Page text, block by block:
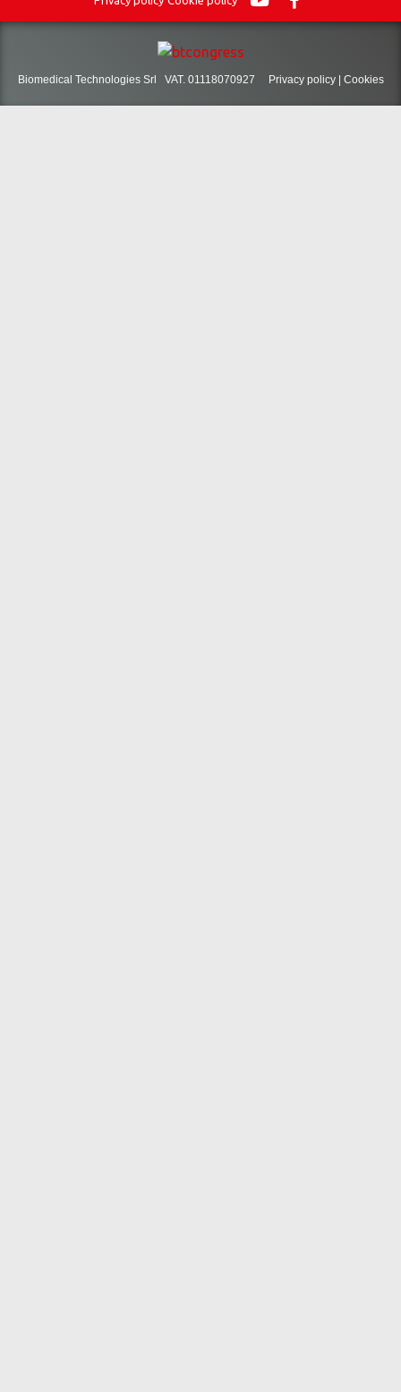
Biomedical Technologies Srl VAT. 01118070927 Privacy policy| Cookies